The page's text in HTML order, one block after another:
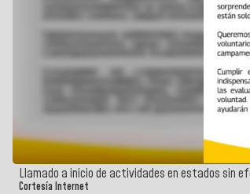
Llamado a inicio de actividades en estados sin
Cortesía Internet